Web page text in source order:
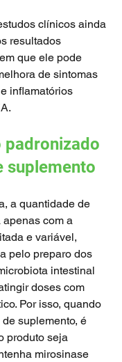
resultados
que ele pode
de sintomas
inflamatórios
suplemento
com a
e variável,
pelo preparo dos
intestinal
doses com
Por isso, quando
suplemento, é
produto seja
mirosinase